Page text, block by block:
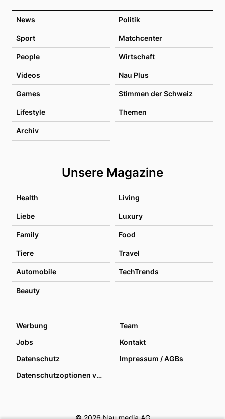
News Politik
Sport Matchcenter
People Wirtschaft
Videos Nau Plus
Games Stimmen der Schweiz
Lifestyle Themen
Archiv
Unsere Magazine
Health Living
Liebe Luxury
Family Food
Tiere Travel
Automobile TechTrends
Beauty
Werbung
Team
Jobs
Kontakt
Datenschutz
Impressum / AGBs
Datenschutzoptionen verwalten